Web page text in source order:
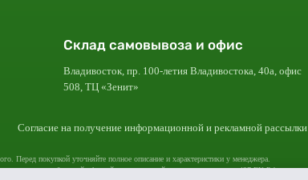
Склад самовывоза и офис
Владивосток, пр. 100-летия Владивостока, 40а, офис
508, ТЦ «Зенит»
Согласие на получение информационной и рекламной рассылки
Перед покупкой уточняйте полное описание и характеристики у менеджера.
не является публичной офертой, определяемой положениями статьи 437 ГК РФ.